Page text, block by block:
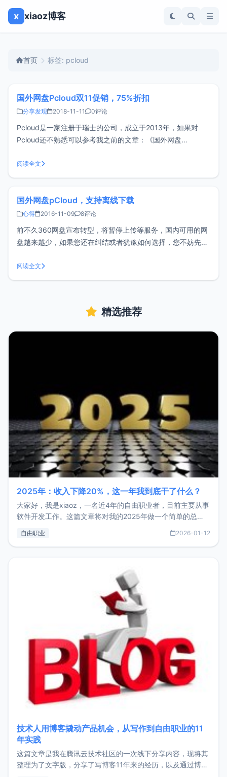
x xiaoz博客
首页 标签: pcloud
国外网盘Pcloud双11促销，75%折扣
分享发现 2018-11-11 0评论
Pcloud是一家注册于瑞士的公司，成立于2013年，如果对
Pcloud还不熟悉可以参考我之前的文章：《国外网盘
优惠，如果有需要的可以考虑。注册地址
https://www.pcloud.com/新用户注册可获得升級版帳戶一個
阅读全文
国外网盘pCloud，支持离线下载
心得 2016-11-09 8评论
前不久360网盘宣布转型，将暂停上传等服务，国内可用的网
盘越来越少，如果您还在纠结或者犹豫如何选择，您不妨先看
还发现了另一款国外网盘pCloud。pCloud是一款来自保加利
亚的新兴网盘服务商，目前国内可以正常使用，支持多种客户
阅读全文
精选推荐
2025年：收入下降20%，这一年我到底干了什么？
大家好，我是xiaoz，一名近4年的自由职业者，目前主要从事
软件开发工作。这篇文章将对我的2025年做一个简单的总
收入下降20%，但却过得很充实，2026年不求突破，但求保
自由职业 2026-01-12
技术人用博客撬动产品机会，从写作到自由职业的11
年实践
这篇文章是我在腾讯云技术社区的一次线下分享内容，现将其
整理为了文字版，分享了写博客11年来的经历，以及通过博客